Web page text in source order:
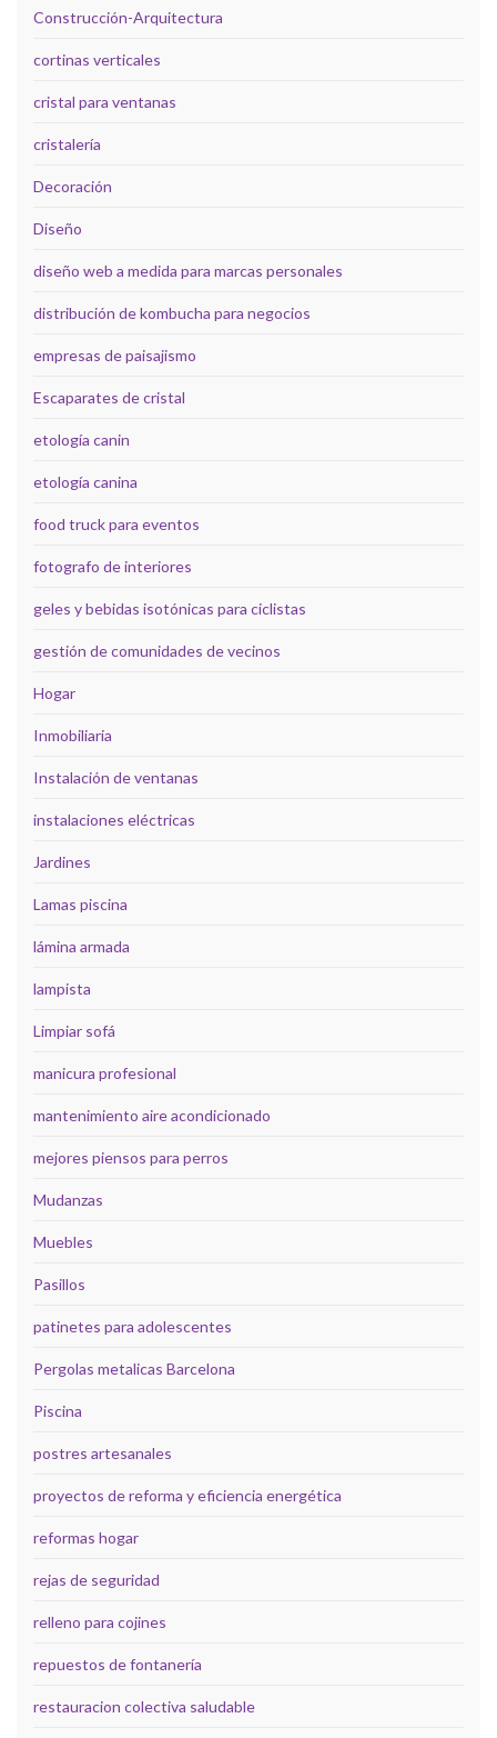
Construcción-Arquitectura
cortinas verticales
cristal para ventanas
cristalería
Decoración
Diseño
diseño web a medida para marcas personales
distribución de kombucha para negocios
empresas de paisajismo
Escaparates de cristal
etología canin
etología canina
food truck para eventos
fotografo de interiores
geles y bebidas isotónicas para ciclistas
gestión de comunidades de vecinos
Hogar
Inmobiliaria
Instalación de ventanas
instalaciones eléctricas
Jardines
Lamas piscina
lámina armada
lampista
Limpiar sofá
manicura profesional
mantenimiento aire acondicionado
mejores piensos para perros
Mudanzas
Muebles
Pasillos
patinetes para adolescentes
Pergolas metalicas Barcelona
Piscina
postres artesanales
proyectos de reforma y eficiencia energética
reformas hogar
rejas de seguridad
relleno para cojines
repuestos de fontanería
restauracion colectiva saludable